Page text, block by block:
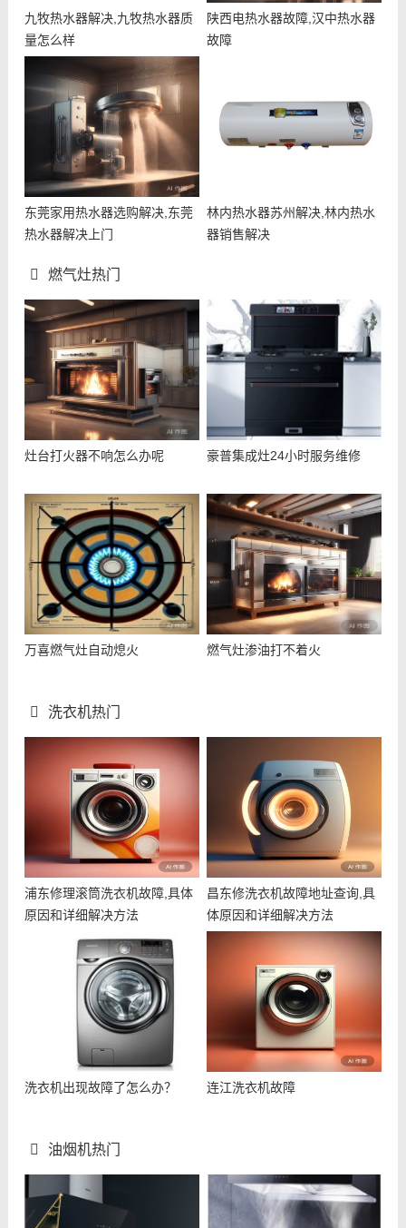
九牧热水器解决,九牧热水器质
量怎么样
陕西电热水器故障,汉中热水器
故障
东莞家用热水器选购解决,东莞
热水器解决上门
林内热水器苏州解决,林内热水
器销售解决
燃气灶热门
灶台打火器不响怎么办呢 豪普集成灶24小时服务维修
万喜燃气灶自动熄火 燃气灶渗油打不着火
洗衣机热门
浦东修理滚筒洗衣机故障,具体
原因和详细解决方法
昌东修洗衣机故障地址查询,具
体原因和详细解决方法
洗衣机出现故障了怎么办？ 连江洗衣机故障
油烟机热门